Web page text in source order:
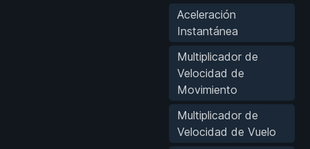
Aceleración
Instantánea
Multiplicador de
Velocidad de
Movimiento
Multiplicador de
Velocidad de Vuelo